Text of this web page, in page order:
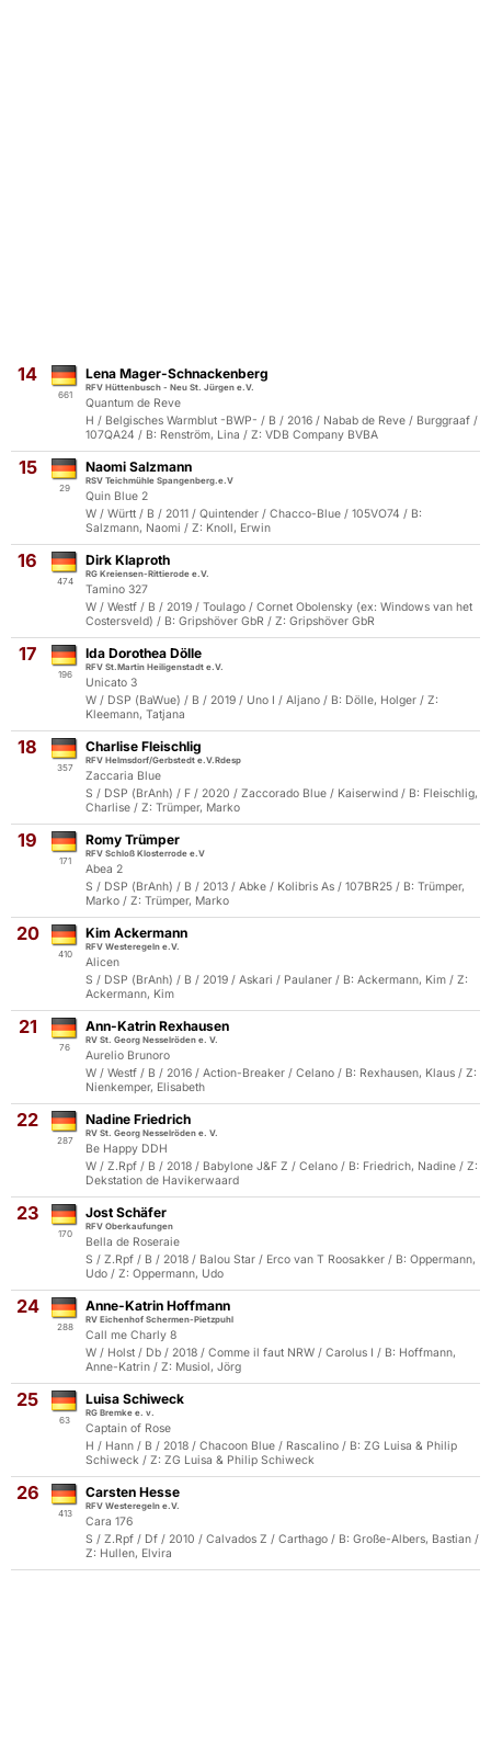
14
661
Lena Mager-Schnackenberg
RFV Hüttenbusch - Neu St. Jürgen e.V.
Quantum de Reve
H / Belgisches Warmblut -BWP- / B / 2016 / Nabab de Reve / Burggraaf /
107QA24 / B: Renström, Lina / Z: VDB Company BVBA
15
29
Naomi Salzmann
RSV Teichmühle Spangenberg.e.V
Quin Blue 2
W / Württ / B / 2011 / Quintender / Chacco-Blue / 105VO74 / B:
Salzmann, Naomi / Z: Knoll, Erwin
16
474
Dirk Klaproth
RG Kreiensen-Rittierode e.V.
Tamino 327
W / Westf / B / 2019 / Toulago / Cornet Obolensky (ex: Windows van het
Costersveld) / B: Gripshöver GbR / Z: Gripshöver GbR
17
196
Ida Dorothea Dölle
RFV St.Martin Heiligenstadt e.V.
Unicato 3
W / DSP (BaWue) / B / 2019 / Uno I / Aljano / B: Dölle, Holger / Z:
Kleemann, Tatjana
18
357
Charlise Fleischlig
RFV Helmsdorf/Gerbstedt e.V.Rdesp
Zaccaria Blue
S / DSP (BrAnh) / F / 2020 / Zaccorado Blue / Kaiserwind / B: Fleischlig,
Charlise / Z: Trümper, Marko
19
171
Romy Trümper
RFV Schloß Klosterrode e.V
Abea 2
S / DSP (BrAnh) / B / 2013 / Abke / Kolibris As / 107BR25 / B: Trümper,
Marko / Z: Trümper, Marko
20
410
Kim Ackermann
RFV Westeregeln e.V.
Alicen
S / DSP (BrAnh) / B / 2019 / Askari / Paulaner / B: Ackermann, Kim / Z:
Ackermann, Kim
21
76
Ann-Katrin Rexhausen
RV St. Georg Nesselröden e. V.
Aurelio Brunoro
W / Westf / B / 2016 / Action-Breaker / Celano / B: Rexhausen, Klaus / Z:
Nienkemper, Elisabeth
22
287
Nadine Friedrich
RV St. Georg Nesselröden e. V.
Be Happy DDH
W / Z.Rpf / B / 2018 / Babylone J&F Z / Celano / B: Friedrich, Nadine / Z:
Dekstation de Havikerwaard
23
170
Jost Schäfer
RFV Oberkaufungen
Bella de Roseraie
S / Z.Rpf / B / 2018 / Balou Star / Erco van T Roosakker / B: Oppermann,
Udo / Z: Oppermann, Udo
24
288
Anne-Katrin Hoffmann
RV Eichenhof Schermen-Pietzpuhl
Call me Charly 8
W / Holst / Db / 2018 / Comme il faut NRW / Carolus I / B: Hoffmann,
Anne-Katrin / Z: Musiol, Jörg
25
63
Luisa Schiweck
RG Bremke e. v.
Captain of Rose
H / Hann / B / 2018 / Chacoon Blue / Rascalino / B: ZG Luisa & Philip
Schiweck / Z: ZG Luisa & Philip Schiweck
26
413
Carsten Hesse
RFV Westeregeln e.V.
Cara 176
S / Z.Rpf / Df / 2010 / Calvados Z / Carthago / B: Große-Albers, Bastian /
Z: Hullen, Elvira